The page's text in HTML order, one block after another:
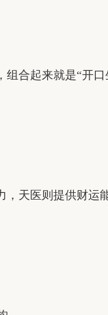
合起来就是“开口
天医则提供财运